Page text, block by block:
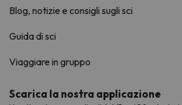
Blog, notizie e consigli sugli sci
Guida di sci
Viaggiare in gruppo
Scarica la nostra applicazione